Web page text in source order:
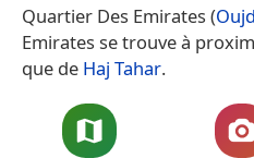
Quartier Des Emirates (
Emirates se trouve à
que de Haj Tahar.